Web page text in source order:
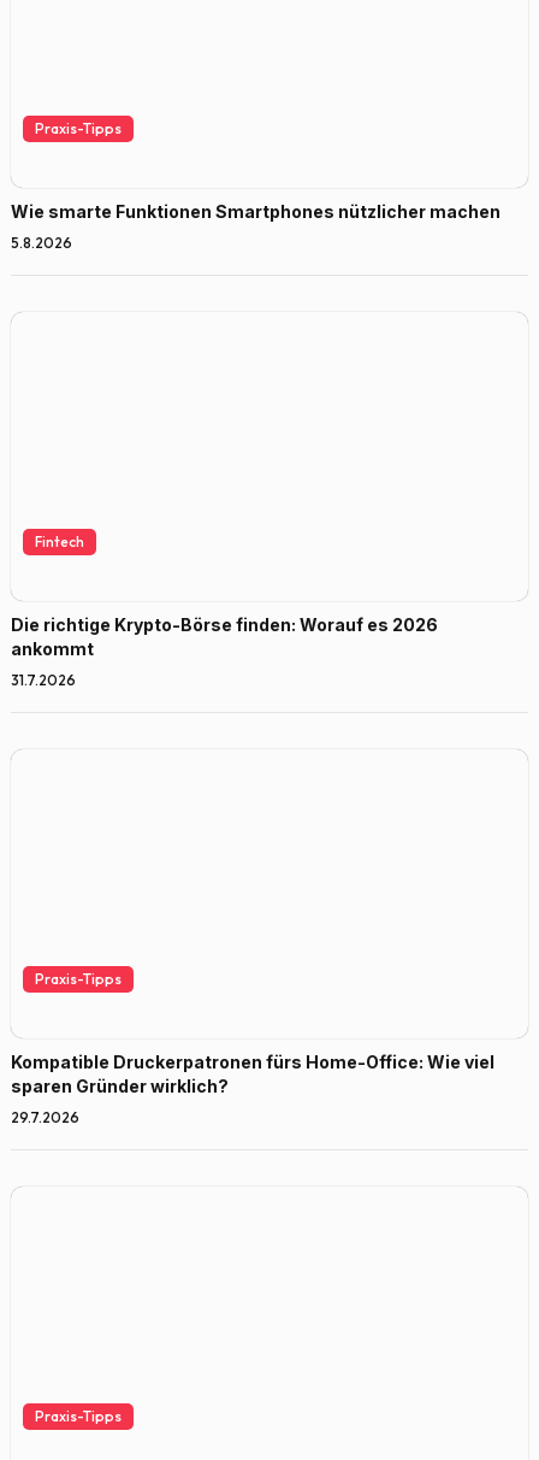
Praxis-Tipps
Wie smarte Funktionen Smartphones nützlicher machen
5.8.2026
Fintech
Die richtige Krypto-Börse finden: Worauf es 2026
ankommt
31.7.2026
Praxis-Tipps
Kompatible Druckerpatronen fürs Home-Office: Wie viel
sparen Gründer wirklich?
29.7.2026
Praxis-Tipps